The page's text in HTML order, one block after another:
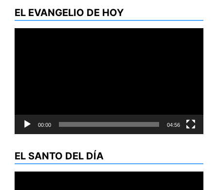
EL EVANGELIO DE HOY
00:00 04:56
EL SANTO DEL DÍA